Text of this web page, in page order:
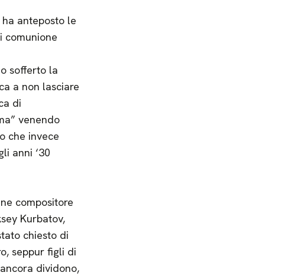
anteposto le
comunione
sofferto la
a non lasciare
di
venendo
che invece
anni ‘30
compositore
Kurbatov,
chiesto di
seppur figli di
dividono,